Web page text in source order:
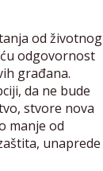
od životnog
odgovornost
građana.
da ne bude
stvore nova
manje od
unaprede